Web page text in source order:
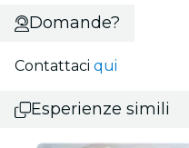
Domande?
Contattaci qui
Esperienze simili